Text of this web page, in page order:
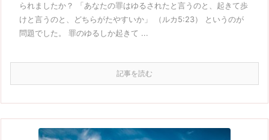
られましたか？ 「あなたの罪はゆるされたと言うのと、起きて歩
けと言うのと、どちらがたやすいか」 （ルカ5:23） というのが
問題でした。 罪のゆるしか起きて ...
記事を読む